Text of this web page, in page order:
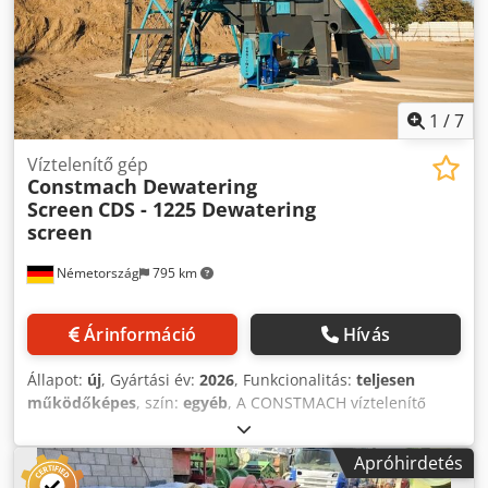
üzemóra
1 /7
Németország 795 km
Víztelenítő gép
Constmach Dewatering
Screen CDS - 1225 Dewatering
screen
Árinformáció Hívás
Állapot: új, Gyártási év: 2026, Funkcionalitás: teljesen
működőképes, szín: egyéb, A CONSTMACH víztelenítő
rostái és hidrociklon rendszerei kifejezetten olyan gyártók
számára lettek tervezve, akik maximális hatékonyságot és
minőséget szeretnének elérni finomszemcsés anyagmosási
Apróhirdetés